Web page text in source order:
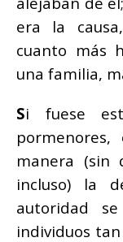
era la
cuanto más
una familia,
Si fuese
manera (sin
incluso) la
autoridad
individuos